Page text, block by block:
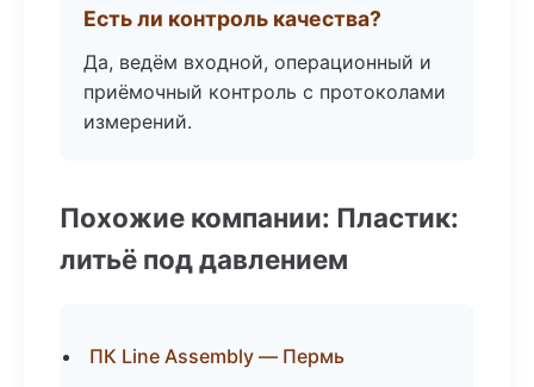
Есть ли контроль качества?
Да, ведём входной, операционный и
приёмочный контроль с протоколами
измерений.
Похожие компании: Пластик:
литьё под давлением
ПК Line Assembly — Пермь